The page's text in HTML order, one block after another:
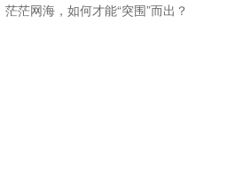
茫网海，如何才能“突围”而出？